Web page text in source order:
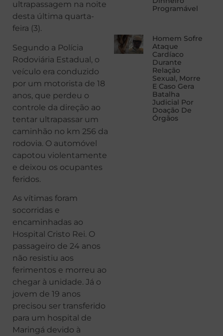
ultrapassagem na noite
desta última quarta-
feira (3).
Segundo a Polícia
Rodoviária Estadual, o
veículo era conduzido
por um motorista de 18
anos, que perdeu o
controle da direção ao
tentar ultrapassar um
caminhão no km 256 da
rodovia. O automóvel
capotou violentamente
e deixou os ocupantes
feridos.
As vítimas foram
socorridas e
encaminhadas ao
Hospital Cristo Rei. O
passageiro de 24 anos
não resistiu aos
ferimentos e morreu ao
chegar à unidade. Já o
jovem de 19 anos
precisou ser transferido
para um hospital de
Maringá devido à
Programável
Homem Sofre
Ataque
Cardíaco
Durante
Relação
Sexual, Morre
E Caso Gera
Batalha
Judicial Por
Doação De
Órgãos